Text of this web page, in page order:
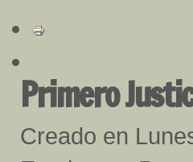
Primero
Creado en